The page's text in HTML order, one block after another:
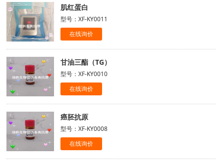
肌红蛋白
型号：XF-KY0011
在线询价
甘油三酯（TG）
型号：XF-KY0010
在线询价
癌胚抗原
型号：XF-KY0008
在线询价